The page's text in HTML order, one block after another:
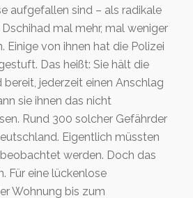
aufgefallen sind – als radikale
mal mehr, mal weniger
Einige von ihnen hat die Polizei
Das heißt: Sie hält die
jederzeit einen Anschlag
sie ihnen das nicht
Rund 300 solcher Gefährder
Eigentlich müssten
werden. Doch das
Für eine lückenlose
Wohnung bis zum